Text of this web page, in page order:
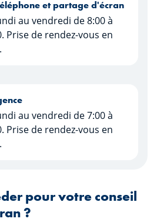
et partage d'écran
au vendredi de 8:00 à
Prise de rendez-vous en
au vendredi de 7:00 à
Prise de rendez-vous en
pour votre conseil
?